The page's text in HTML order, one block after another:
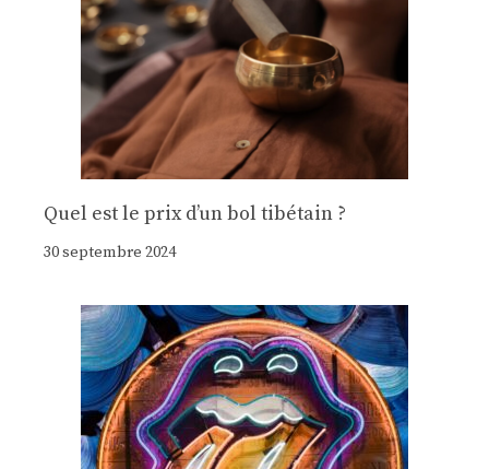
Quel est le prix d’un bol tibétain ?
30 septembre 2024